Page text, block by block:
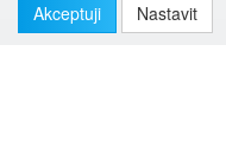
Akceptuji
Nastavit